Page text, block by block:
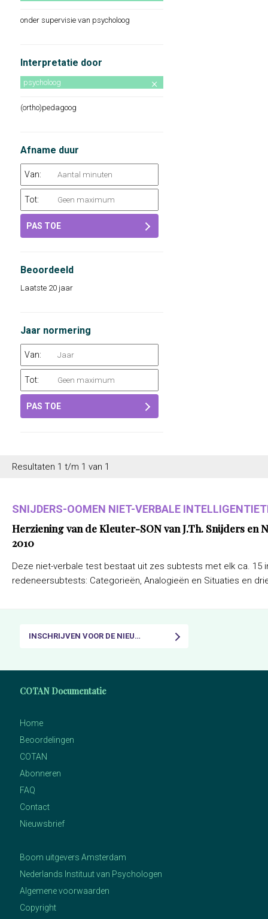
onder supervisie van psycholoog
Interpretatie door
psycholoog
(ortho)pedagoog
Afname duur
Van:
Tot:
PAS TOE
Beoordeeld
Laatste 20 jaar
Jaar normering
Van:
Tot:
PAS TOE
Resultaten 1 t/m 1 van 1
SNIJDERS-OOMEN NIET-VERBALE
Herziening van de Kleuter-SON van J.Th. Snijders en
2010
Deze niet-verbale test bestaat uit zes subtests met elk ca. 15
redeneersubtests: Categorieën, Analogieën en Situaties en
INSCHRIJVEN VOOR DE NIEUWSBRIEF
COTAN Documentatie
Home
Beoordelingen
COTAN
Abonneren
FAQ
Contact
Nieuwsbrief
Boom uitgevers Amsterdam
Nederlands Instituut van Psychologen
Algemene voorwaarden
Copyright